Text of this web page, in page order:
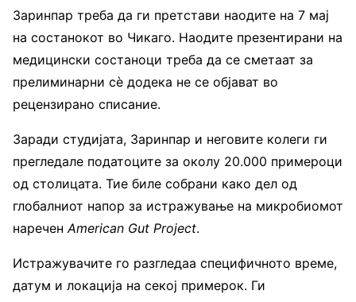
Заринпар треба да ги претстави наодите на 7 мај
на состанокот во Чикаго. Наодите презентирани на
медицински состаноци треба да се сметаат за
прелиминарни сè додека не се објават во
рецензирано списание.
Заради студијата, Заринпар и неговите колеги ги
прегледале податоците за околу 20.000 примероци
од столицата. Тие биле собрани како дел од
глобалниот напор за истражување на микробиомот
наречен American Gut Project.
Истражувачите го разгледаа специфичното време,
датум и локација на секој примерок. Ги